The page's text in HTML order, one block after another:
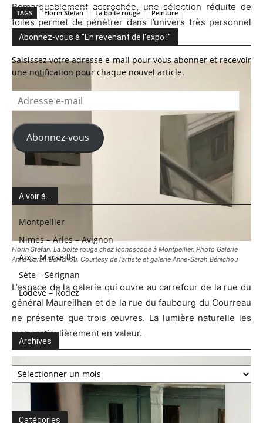
Remarquablement accrochée, une sélection réduite de
toiles permet de pénétrer dans l’univers très personnel
de l’artiste.
Florin Stefan, La boîte rouge chez Iconoscope à Montpellier. Photo Galerie
Anne-Sarah Benichou. Courtesy de l’artiste et galerie Anne-Sarah Bénichou
L’espace de la galerie qui ouvre au carrefour de la rue du
général Maureilhan et de la rue du faubourg du Courreau
ne présente que trois œuvres. La lumière naturelle les
met particulièrement en valeur.
TAGS Florin Stefan La boîte rouge Peinture
Abonnez-vous à "En revenant de l'expo !"
Saisissez votre adresse e-mail pour vous abonner et recevoir
une notification pour chaque nouvel article.
Adresse
e-
mail
Abonnez-vous
A voir à…
Montpellier
Nimes – Arles – Avignon
Aix – Marseille
Sète – Sérignan
Lodève – Rodez
Archives
Archives
Catégories